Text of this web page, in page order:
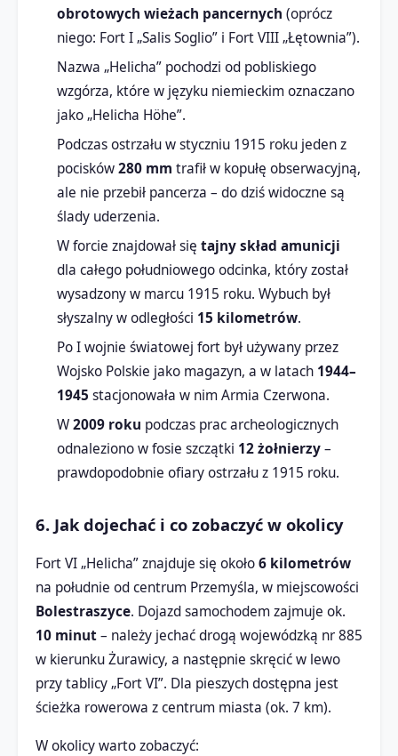
obrotowych wieżach pancernych (oprócz
niego: Fort I „Salis Soglio” i Fort VIII „Łętownia”).
Nazwa „Helicha” pochodzi od pobliskiego
wzgórza, które w języku niemieckim oznaczano
jako „Helicha Höhe”.
Podczas ostrzału w styczniu 1915 roku jeden z
pocisków280 mm trafił w kopułę obserwacyjną,
ale nie przebił pancerza – do dziś widoczne są
ślady uderzenia.
W forcie znajdował się tajny skład amunicji
dla całego południowego odcinka, który został
wysadzony w marcu 1915 roku. Wybuch był
słyszalny w odległości 15 kilometrów.
Po I wojnie światowej fort był używany przez
Wojsko Polskie jako magazyn, a w latach 1944–
1945 stacjonowała w nim Armia Czerwona.
W2009 roku podczas prac archeologicznych
odnaleziono w fosie szczątki 12 żołnierzy–
prawdopodobnie ofiary ostrzału z 1915 roku.
6. Jak dojechać i co zobaczyć w okolicy
Fort VI „Helicha” znajduje się około6 kilometrów
na południe od centrum Przemyśla, w miejscowości
Bolestraszyce. Dojazd samochodem zajmuje ok.
10 minut– należy jechać drogą wojewódzką nr 885
w kierunku Żurawicy, a następnie skręcić w lewo
przy tablicy „Fort VI”. Dla pieszych dostępna jest
ścieżka rowerowa z centrum miasta (ok. 7 km).
W okolicy warto zobaczyć: